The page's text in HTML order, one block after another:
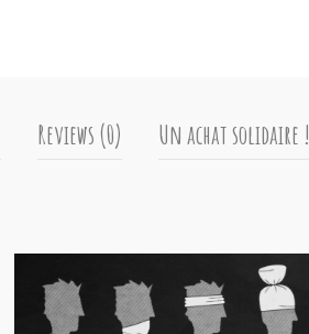
Reviews (0) Un achat solidaire !